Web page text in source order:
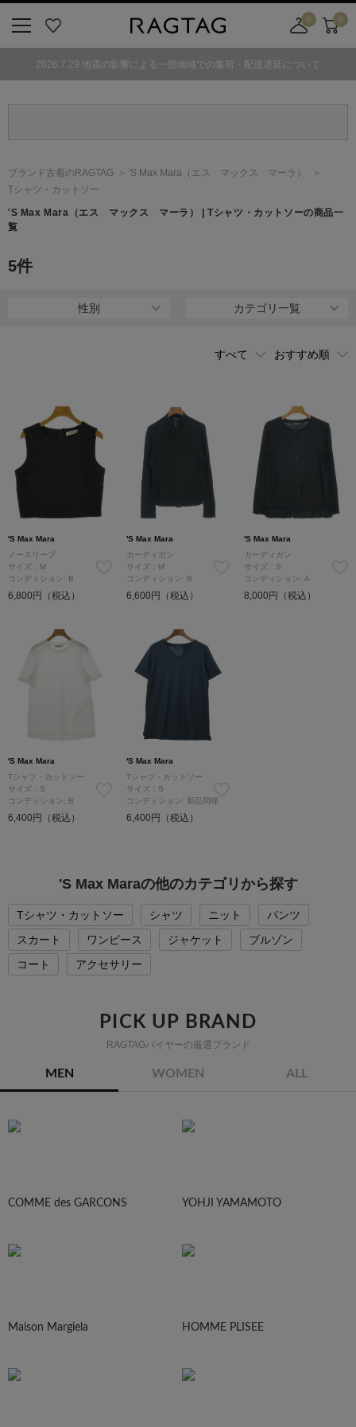
気
0
舗
カ
ト
0
2026.7.29 地震の影響による一部地域での集荷・配送遅延について
ブランド古着のRAGTAG 'S Max Mara （エス マックス マーラ）
Tシャツ・カットソー
'S Max Mara （エス マックス マーラ）
| Tシャツ・カットソーの商品一
覧
5件
性別 カテゴリ一覧
'S Max Mara
ノースリーブ
サイズ：M
コンディション: B
6,800円（税込）
'S Max Mara
カーディガン
サイズ：M
コンディション: B
6,600円（税込）
'S Max Mara
カーディガン
サイズ：S
コンディション: A
8,000円（税込）
'S Max Mara
Tシャツ・カットソー
サイズ：S
コンディション: B
6,400円（税込）
'S Max Mara
Tシャツ・カットソー
サイズ：S
コンディション: 新品同様
6,400円（税込）
'S Max Maraの他のカテゴリから探す
Tシャツ・カットソー シャツ ニット
パンツ
スカート
ワンピース ジャケット
ブルゾン
コート
アクセサリー
PICK UP BRAND
RAGTAGバイヤーの厳選ブランド
MEN WOMEN ALL
COMME des GARCONS YOHJI YAMAMOTO
Maison Margiela HOMME PLISEE